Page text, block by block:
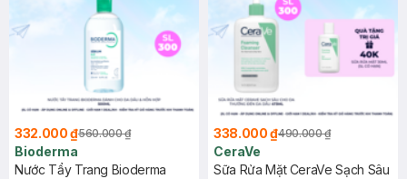
332.000 ₫560.000 ₫
Bioderma
Nước Tẩy Trang Bioderma
338.000 ₫490.000 ₫
CeraVe
Sữa Rửa Mặt CeraVe Sạch Sâu